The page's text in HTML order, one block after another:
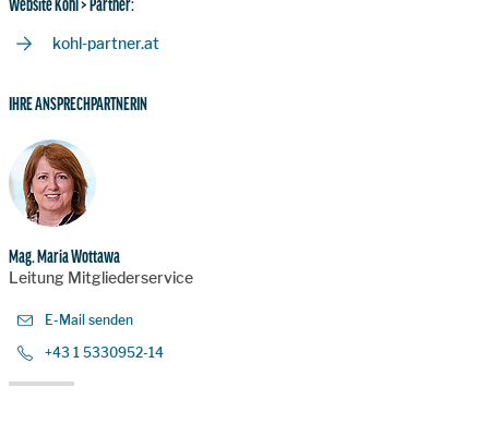
kohl-partner.at
IHRE ANSPRECHPARTNERIN
Mag. Maria Wottawa
Leitung Mitgliederservice
E-Mail senden
+43 1 5330952-14